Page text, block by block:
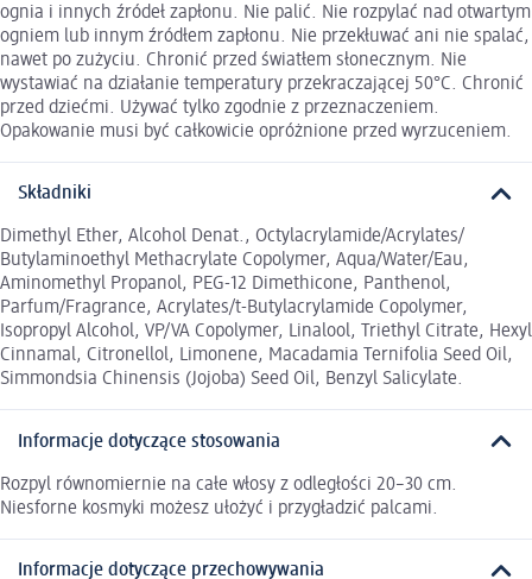
ognia i innych źródeł zapłonu. Nie palić. Nie rozpylać nad otwartym
ogniem lub innym źródłem zapłonu. Nie przekłuwać ani nie spalać,
nawet po zużyciu. Chronić przed światłem słonecznym. Nie
wystawiać na działanie temperatury przekraczającej 50°C. Chronić
przed dziećmi. Używać tylko zgodnie z przeznaczeniem.
Opakowanie musi być całkowicie opróżnione przed wyrzuceniem.
Składniki
Dimethyl Ether, Alcohol Denat., Octylacrylamide/Acrylates/
Butylaminoethyl Methacrylate Copolymer, Aqua/Water/Eau,
Aminomethyl Propanol, PEG-12 Dimethicone, Panthenol,
Parfum/Fragrance, Acrylates/t-Butylacrylamide Copolymer,
Isopropyl Alcohol, VP/VA Copolymer, Linalool, Triethyl Citrate, Hexyl
Cinnamal, Citronellol, Limonene, Macadamia Ternifolia Seed Oil,
Simmondsia Chinensis (Jojoba) Seed Oil, Benzyl Salicylate.
Informacje dotyczące stosowania
Rozpyl równomiernie na całe włosy z odległości 20–30 cm.
Niesforne kosmyki możesz ułożyć i przygładzić palcami.
Informacje dotyczące przechowywania